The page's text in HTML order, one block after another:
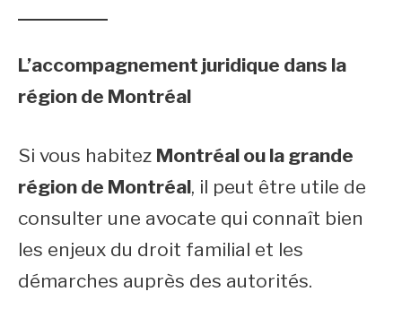
L’accompagnement juridique dans la
région de Montréal
Si vous habitez Montréal ou la grande
région de Montréal, il peut être utile de
consulter une avocate qui connaît bien
les enjeux du droit familial et les
démarches auprès des autorités.